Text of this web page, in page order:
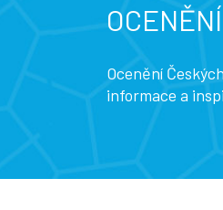
Ocenění
informace a